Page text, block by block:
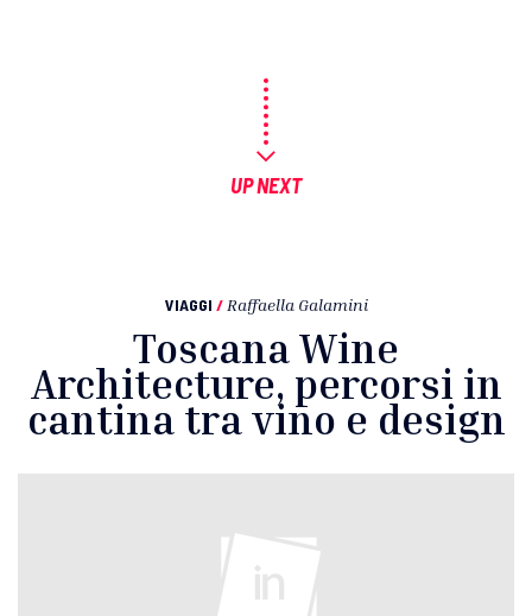
UP NEXT
VIAGGI / Raffaella Galamini
Toscana Wine
Architecture, percorsi in
cantina tra vino e design